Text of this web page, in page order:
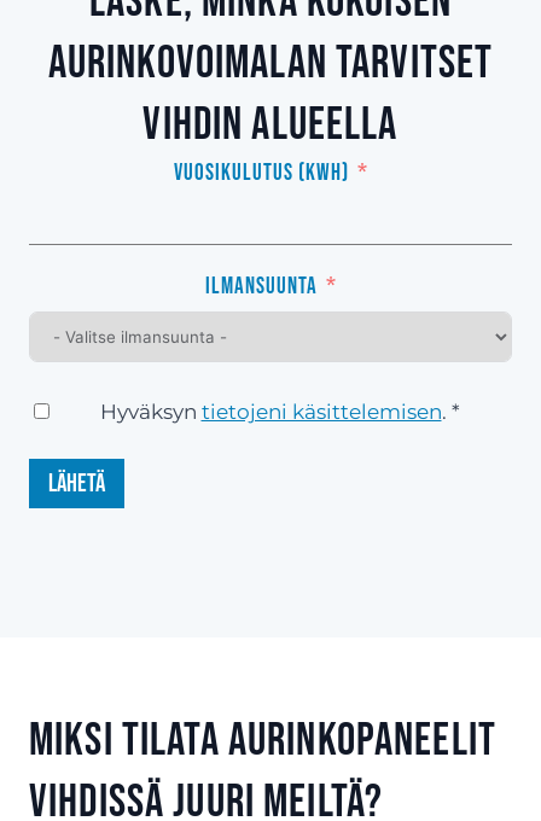
aurinkovoimalan tarvitset
Vihdin alueella
Vuosikulutus (kWh)
Ilmansuunta
Hyväksyn tietojeni käsittelemisen. *
Lähetä
Miksi tilata aurinkopaneelit
Vihdissä juuri meiltä?